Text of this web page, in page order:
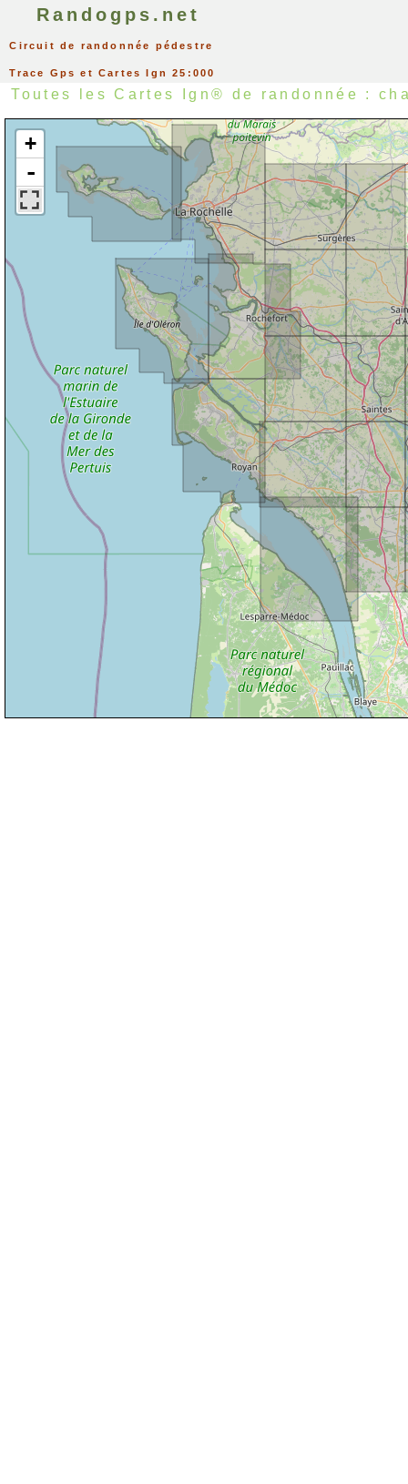
Randogps.net
Circuit de randonnée pédestre
Trace Gps et Cartes Ign 25:000
Toutes les Cartes Ign® de randonnée :
+
-